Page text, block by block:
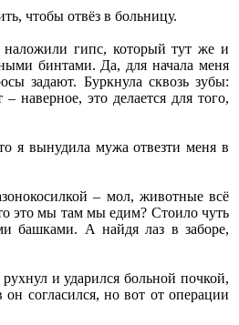
чтобы отвёз в больницу.
наложили гипс, который тут же и
бинтами. Да, для начала меня
задают. Буркнула сквозь зубы:
это делается для того,
я вынудила мужа отвезти меня в
– мол, животные всё
это мы там мы едим? Стоило чуть
башками. А найдя лаз в заборе,
и ударился больной почкой,
согласился, но вот от операции